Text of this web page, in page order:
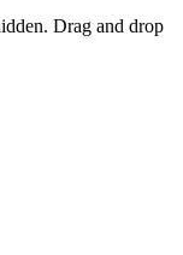
Drag and drop